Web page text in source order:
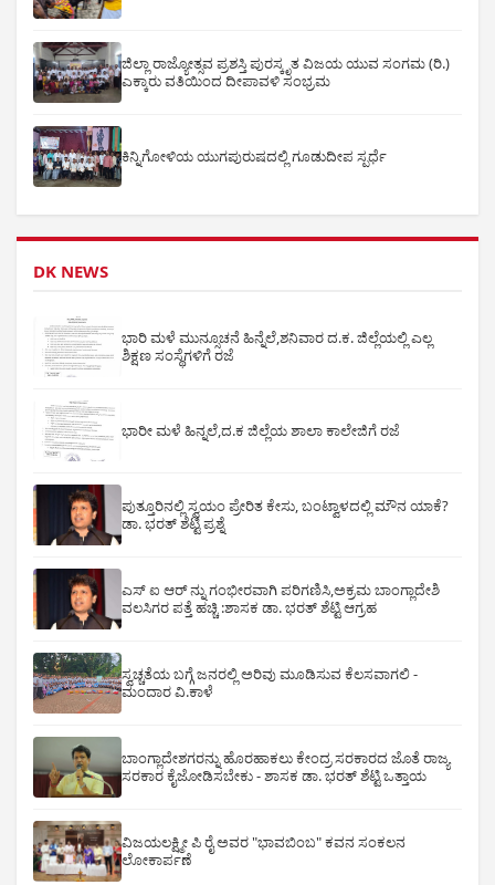
ಜಿಲ್ಲಾ ರಾಜ್ಯೋತ್ಸವ ಪ್ರಶಸ್ತಿ ಪುರಸ್ಕೃತ ವಿಜಯ ಯುವ ಸಂಗಮ (ರಿ.)
ಎಕ್ಕಾರು ವತಿಯಿಂದ ದೀಪಾವಳಿ ಸಂಭ್ರಮ
ಕಿನ್ನಿಗೋಳಿಯ ಯುಗಪುರುಷದಲ್ಲಿ ಗೂಡುದೀಪ ಸ್ಪರ್ಧೆ
DK NEWS
ಭಾರಿ ಮಳೆ ಮುನ್ಸೂಚನೆ ಹಿನ್ನೆಲೆ,ಶನಿವಾರ ದ.ಕ. ಜಿಲ್ಲೆಯಲ್ಲಿ ಎಲ್ಲ
ಶಿಕ್ಷಣ ಸಂಸ್ಥೆಗಳಿಗೆ ರಜೆ
ಭಾರೀ ಮಳೆ ಹಿನ್ನಲೆ,ದ.ಕ ಜಿಲ್ಲೆಯ ಶಾಲಾ ಕಾಲೇಜಿಗೆ ರಜೆ
ಪುತ್ತೂರಿನಲ್ಲಿ ಸ್ವಯಂ ಪ್ರೇರಿತ ಕೇಸು, ಬಂಟ್ವಾಳದಲ್ಲಿ ಮೌನ ಯಾಕೆ?
ಡಾ. ಭರತ್ ಶೆಟ್ಟಿ ಪ್ರಶ್ನೆ
ಎಸ್ ಐ ಆರ್ ನ್ನು ಗಂಭೀರವಾಗಿ ಪರಿಗಣಿಸಿ,ಅಕ್ರಮ ಬಾಂಗ್ಲಾದೇಶಿ
ವಲಸಿಗರ ಪತ್ತೆ ಹಚ್ಚಿ :ಶಾಸಕ ಡಾ. ಭರತ್ ಶೆಟ್ಟಿ ಆಗ್ರಹ
ಸ್ವಚ್ಚತೆಯ ಬಗ್ಗೆ ಜನರಲ್ಲಿ ಅರಿವು ಮೂಡಿಸುವ ಕೆಲಸವಾಗಲಿ -
ಮಂದಾರ ವಿ.ಕಾಳೆ
ಬಾಂಗ್ಲಾದೇಶಗರನ್ನು ಹೊರಹಾಕಲು ಕೇಂದ್ರ ಸರಕಾರದ ಜೊತೆ ರಾಜ್ಯ
ಸರಕಾರ ಕೈಜೋಡಿಸಬೇಕು - ಶಾಸಕ ಡಾ. ಭರತ್ ಶೆಟ್ಟಿ ಒತ್ತಾಯ
ವಿಜಯಲಕ್ಷ್ಮೀ ಪಿ ರೈ ಅವರ "ಭಾವಬಿಂಬ" ಕವನ ಸಂಕಲನ
ಲೋಕಾರ್ಪಣೆ